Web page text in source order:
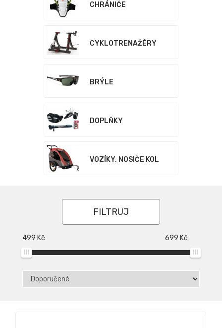
CHRÁNIČE
CYKLOTRENAŽÉRY
BRÝLE
DOPLŇKY
VOZÍKY, NOSIČE KOL
499 Kč 699 Kč
FILTRUJ